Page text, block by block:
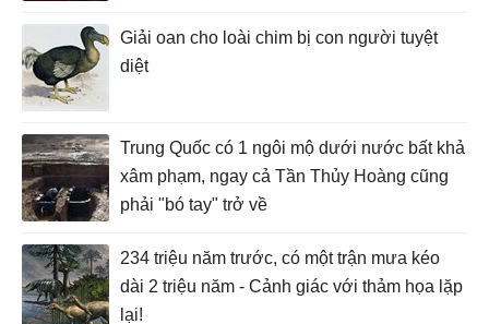
Giải oan cho loài chim bị con người tuyệt
diệt
Trung Quốc có 1 ngôi mộ dưới nước bất khả
xâm phạm, ngay cả Tần Thủy Hoàng cũng
phải "bó tay" trở về
234 triệu năm trước, có một trận mưa kéo
dài 2 triệu năm - Cảnh giác với thảm họa lặp
lại!